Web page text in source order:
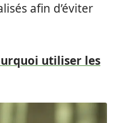
afin d’éviter
utiliser les